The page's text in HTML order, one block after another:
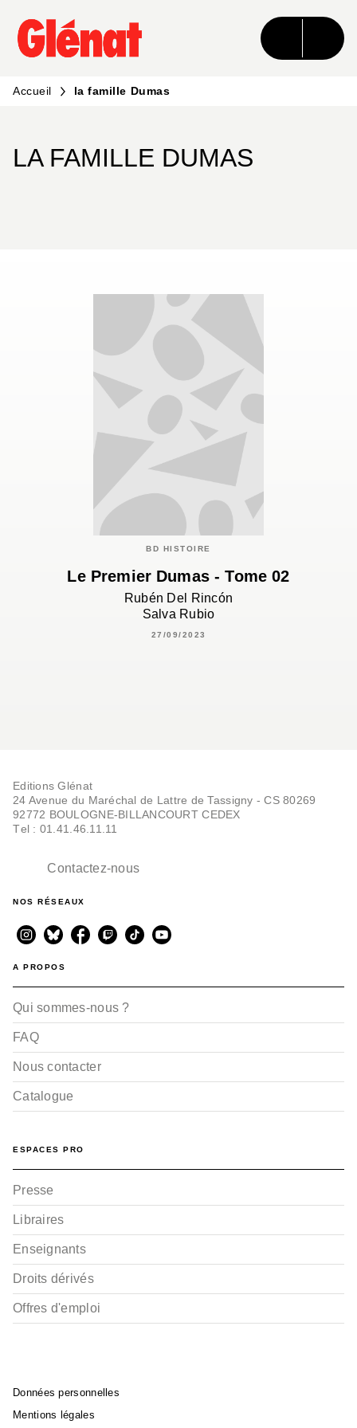
MENU RECHERCHE CONTENU
PIED DE PAGE
Accueil la famille Dumas
LA FAMILLE DUMAS
BD HISTOIRE
Le Premier Dumas - Tome 02
Rubén Del Rincón
Salva Rubio
27/09/2023
Editions Glénat
24 Avenue du Maréchal de Lattre de Tassigny - CS 80269
92772 BOULOGNE-BILLANCOURT CEDEX
Tel : 01.41.46.11.11
Contactez-nous
NOS RÉSEAUX
A PROPOS
Qui sommes-nous ?
FAQ
Nous contacter
Catalogue
ESPACES PRO
Presse
Libraires
Enseignants
Droits dérivés
Offres d'emploi
Données personnelles
Mentions légales